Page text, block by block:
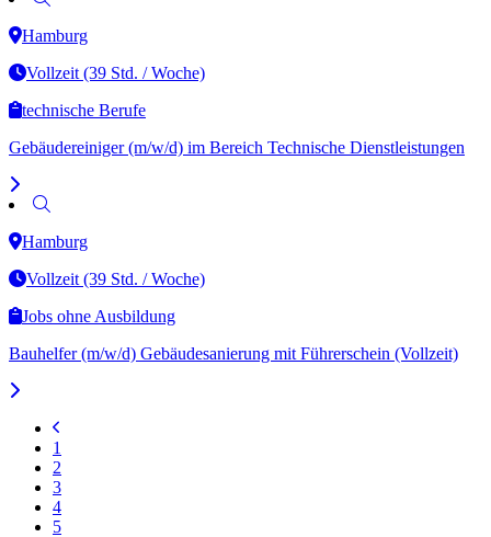
Hamburg
Vollzeit (39 Std. / Woche)
technische Berufe
Gebäudereiniger (m/w/d) im Bereich Technische Dienstleistungen
Hamburg
Vollzeit (39 Std. / Woche)
Jobs ohne Ausbildung
Bauhelfer (m/w/d) Gebäudesanierung mit Führerschein (Vollzeit)
1
2
3
4
5